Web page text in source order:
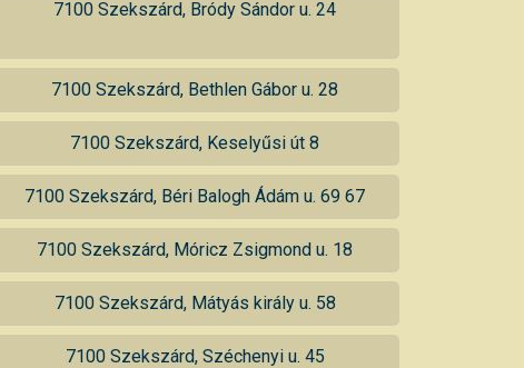
7100 Szekszárd, Bródy Sándor u. 24
7100 Szekszárd, Bethlen Gábor u. 28
7100 Szekszárd, Keselyűsi út 8
7100 Szekszárd, Béri Balogh Ádám u. 69 67
7100 Szekszárd, Móricz Zsigmond u. 18
7100 Szekszárd, Mátyás király u. 58
7100 Szekszárd, Széchenyi u. 45